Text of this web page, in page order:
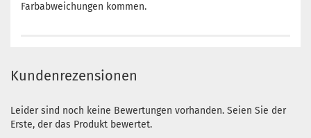
Farbabweichungen kommen.
Kundenrezensionen
Leider sind noch keine Bewertungen vorhanden. Seien Sie der
Erste, der das Produkt bewertet.